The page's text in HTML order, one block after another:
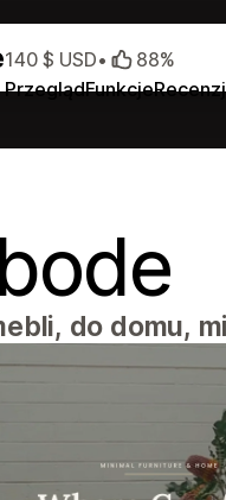
PrzeglądFunkcje
140 $ USD• 88%
do domu,